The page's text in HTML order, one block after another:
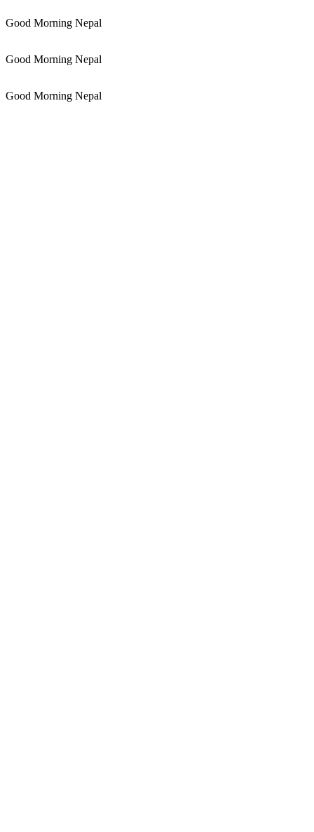
Good Morning Nepal
Good Morning Nepal
Good Morning Nepal